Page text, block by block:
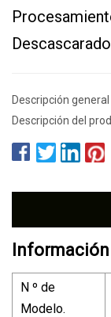
Descripción
Descripción del
N º de
Modelo.